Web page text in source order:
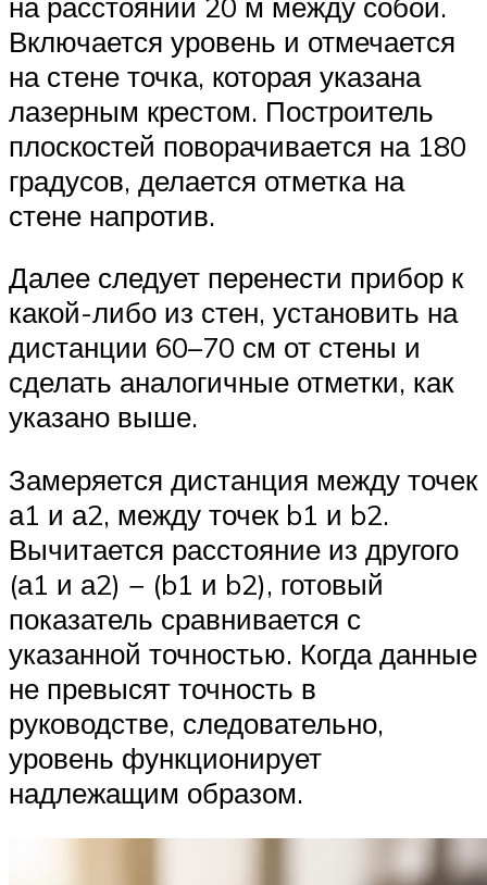
Включается уровень и отмечается
на стене точка, которая указана
лазерным крестом. Построитель
плоскостей поворачивается на 180
градусов, делается отметка на
стене напротив.
Далее следует перенести прибор к
какой-либо из стен, установить на
дистанции 60–70 см от стены и
сделать аналогичные отметки, как
указано выше.
Замеряется дистанция между точек
а1 и а2, между точек b1 и b2.
Вычитается расстояние из другого
(а1 и а2) − (b1 и b2), готовый
показатель сравнивается с
указанной точностью. Когда данные
не превысят точность в
руководстве, следовательно,
уровень функционирует
надлежащим образом.